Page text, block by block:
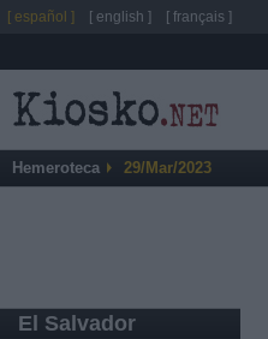
Hemeroteca 29/Mar/2023
El Salvador
[ español ] [ english ] [ français ]